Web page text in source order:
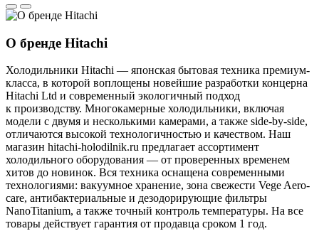
О бренде Hitachi
Холодильники Hitachi — японская бытовая техника премиум-
класса, в которой воплощены новейшие разработки концерна
Hitachi Ltd и современный экологичный подход
к производству. Многокамерные холодильники, включая
модели с двумя и несколькими камерами, а также side-by-side,
отличаются высокой технологичностью и качеством. Наш
магазин hitachi-holodilnik.ru предлагает ассортимент
холодильного оборудования — от проверенных временем
хитов до новинок. Вся техника оснащена современными
технологиями: вакуумное хранение, зона свежести Vege Aero-
care, антибактериальные и дезодорирующие фильтры
NanoTitanium, а также точный контроль температуры. На все
товары действует гарантия от продавца сроком 1 год.